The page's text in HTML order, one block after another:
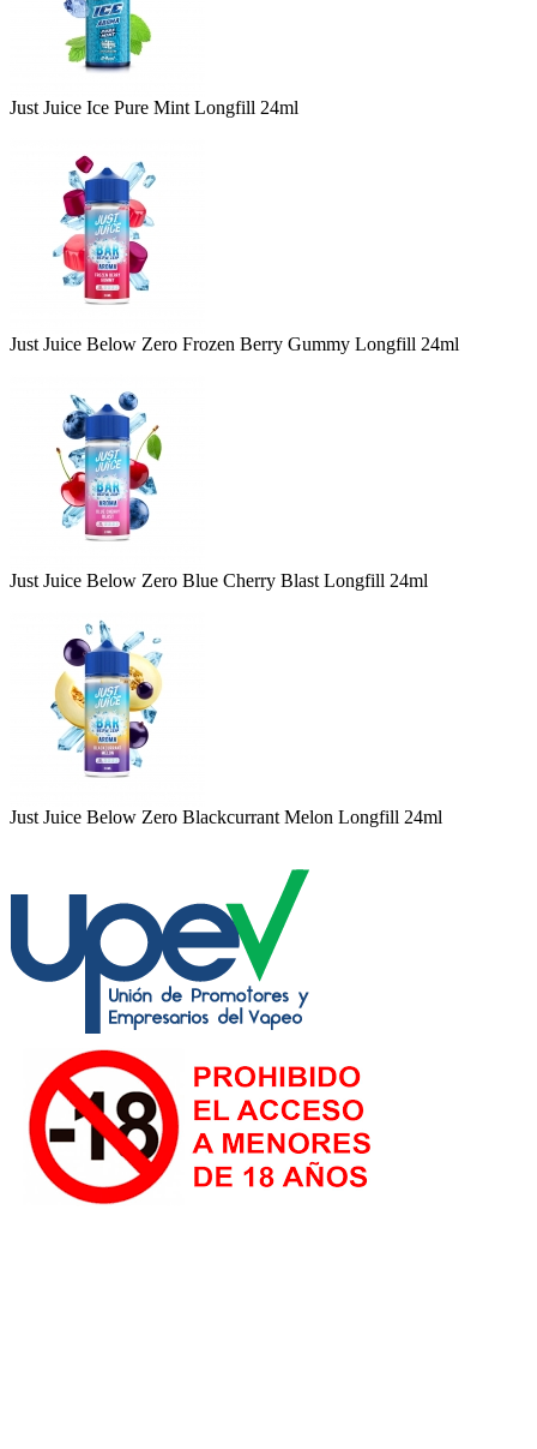
Just Juice Ice Pure Mint Longfill 24ml
Just Juice Below Zero Frozen Berry Gummy Longfill 24ml
Just Juice Below Zero Blue Cherry Blast Longfill 24ml
Just Juice Below Zero Blackcurrant Melon Longfill 24ml